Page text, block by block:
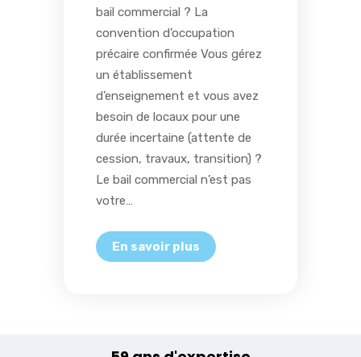
bail commercial ? La
convention d’occupation
précaire confirmée Vous gérez
un établissement
d’enseignement et vous avez
besoin de locaux pour une
durée incertaine (attente de
cession, travaux, transition) ?
Le bail commercial n’est pas
votre…